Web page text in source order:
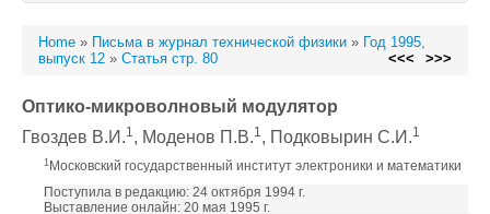
Home » Письма в журнал технической физики » Год 1995,
выпуск 12 » Статья стр. 80 <<< >>>
Оптико-микроволновый модулятор
Гвоздев В.И.1, Моденов П.В.1, Подковырин С.И.1
1 Московский государственный институт электроники и математики
Поступила в редакцию: 24 октября 1994 г.
Выставление онлайн: 20 мая 1995 г.